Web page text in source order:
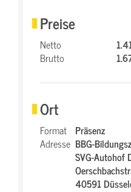
Preise
Netto
Brutto
Ort
Format Präsenz
Adresse BBG-
SVG-Autohof
40591